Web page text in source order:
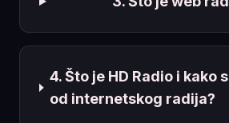
4. Što je HD Radio i kako
od internetskog radija?